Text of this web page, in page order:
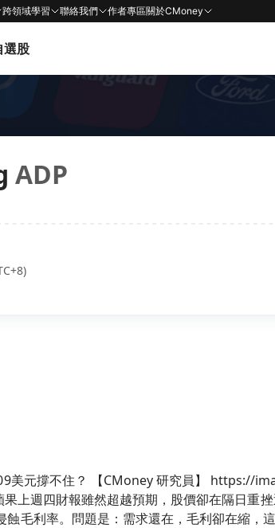
跨領域學習 聯絡我們 作者專區關於CMoney
選股
ADP
blog/1785859200/d7819c31-39a4-
：需求還在，毛利卻在縮，這筆帳怎麼算？ 【記憶體三巨頭壟斷，蘋